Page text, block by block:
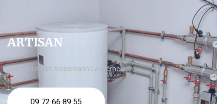
ARTISAN
chaudière gaz Viessmann Landerneau
09 72 66 89 55